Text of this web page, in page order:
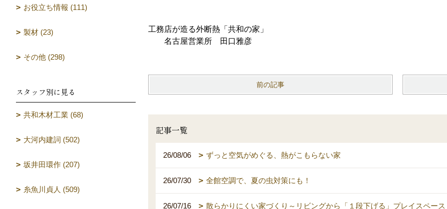
工務店が造る外断熱「共和の家」
名古屋営業所 田口雅彦
前の記事
記事一覧
26/08/06 ずっと空気がめぐる、熱がこもらない家
26/07/30 全館空調で、夏の虫対策にも！
26/07/16 散らかりにくい家づくり～リビングから「１段下げる」プレイスペース
お役立ち情報 (111)
製材 (23)
その他 (298)
スタッフ別に見る
共和木材工業 (68)
大河内建詞 (502)
坂井田環作 (207)
糸魚川貞人 (509)